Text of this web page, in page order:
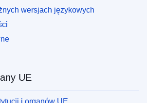
wersjach językowych
UE